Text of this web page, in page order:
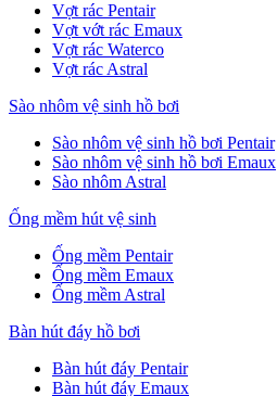
Vợt rác Pentair
Vợt vớt rác Emaux
Vợt rác Waterco
Vợt rác Astral
Sào nhôm vệ sinh hồ bơi
Sào nhôm vệ sinh hồ bơi Pentair
Sào nhôm vệ sinh hồ bơi Emaux
Sào nhôm Astral
Ống mềm hút vệ sinh
Ống mềm Pentair
Ống mềm Emaux
Ống mềm Astral
Bàn hút đáy hồ bơi
Bàn hút đáy Pentair
Bàn hút đáy Emaux